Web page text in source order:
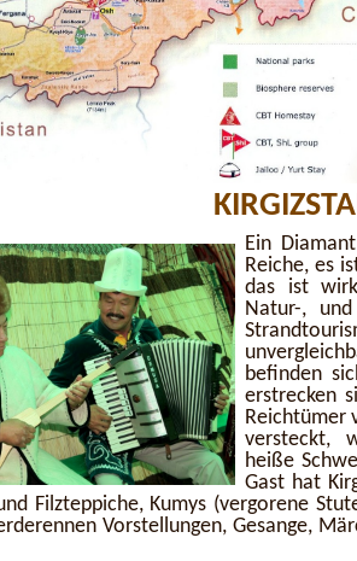
Ein
Reiche, es
das ist
Natur-,
befinden
erstrecken
Reichtümer
versteckt,
heiße
Gast hat
Filzteppiche, Kumys (vergorene
Vorstellungen, Gesange,